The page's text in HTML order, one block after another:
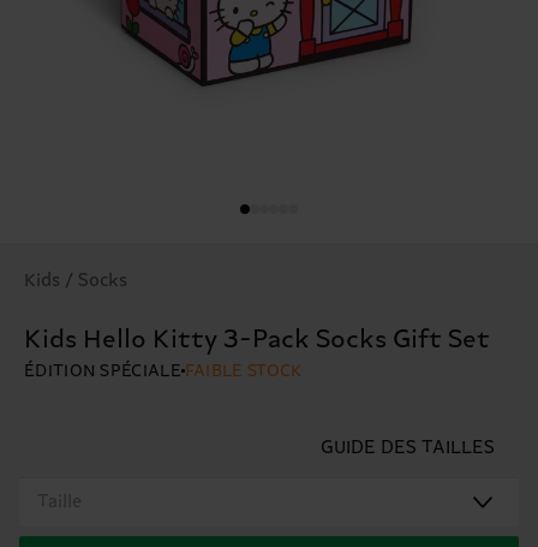
Kids / Socks
Kids Hello Kitty 3-Pack Socks Gift Set
ÉDITION SPÉCIALE FAIBLE STOCK
GUIDE DES TAILLES
Taille